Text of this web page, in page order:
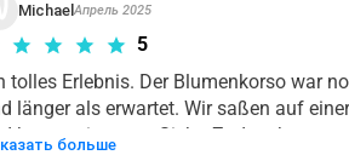
MichaelАпрель 2025
5
tolles Erlebnis. Der Blumenkorso war
länger als erwartet. Wir saßen auf
hatten eine gute Sicht. Zudem hat
больше